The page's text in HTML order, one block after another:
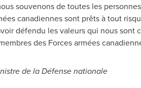
souvenons de toutes les
canadiennes sont prêts à tout
défendu les valeurs qui nous sont
des Forces armées
de la Défense nationale